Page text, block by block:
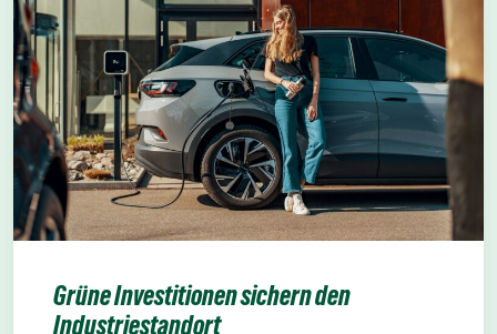
Grüne Investitionen sichern den
Industriestandort